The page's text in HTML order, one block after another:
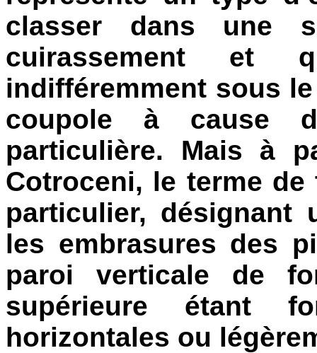
classer dans une
cuirassement et
indifféremment sous
coupole à cause
particulière. Mais à
Cotroceni, le terme
particulier, désignant
les embrasures des
paroi verticale de
supérieure étant
horizontales ou